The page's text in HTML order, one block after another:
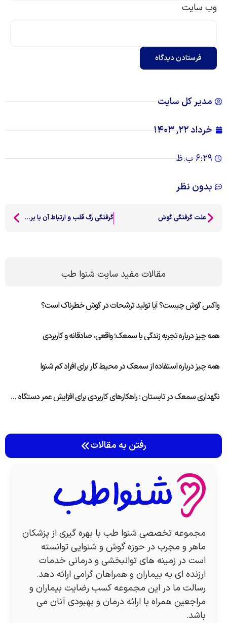
وب‌ سایت
فرستادن دیدگاه
مدیر کل سایت
خرداد ۲۲, ۱۴۰۳
۶:۲۹ ب.ظ
بدون نظر
علت گرفتگی گوش گرفتگی رگ قلب و ارتباط آن با بروز سرگیجه
مقالات مفید سایت شنوا طب
واکس گوش چیست؟ آیا تولید ترشحات در گوش خطرناک است؟
همه چیز درباره تجربه زندگی با سمعک؛ واقعی، صادقانه و کاربردی
همه چیز درباره استفاده از سمعک در محیط کار برای افراد کم شنوا
نگهداری سمعک در تابستان : راهکارهای کاربردی برای افزایش عمر دستگاه شما
رفتن به مقالات
مجموعه تخصصی شنوا طب با بهره گیری از پزشکان
ماهر و مجرب در حوزه گوش و شنوایی توانسته
است در زمینه های توانبخشی و درمانی خدمات
ارزنده ای به بیماران و همراهان گرامی ارائه دهد.
رسالت ما در این مجموعه کسب رضایت بیماران و
مراجعین همراه با ارائه درمان و بهبودی آنان می
باشد.